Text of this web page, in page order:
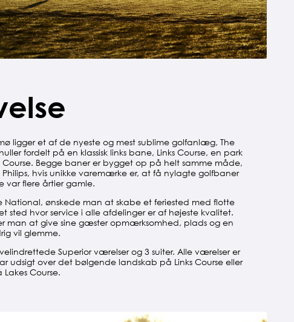
ligger et af de nyeste og mest sublime golfanlæg, The
fordelt på en klassisk links bane, Links Course, en park
Course. Begge baner er bygget op på helt samme måde,
hvis unikke varemærke er, at få nylagte golfbaner
var flere årtier gamle.
National, ønskede man at skabe et feriested med flotte
sted hvor service i alle afdelinger er af højeste kvalitet.
man at give sine gæster opmærksomhed, plads og en
vil glemme.
Superior værelser og 3 suiter. Alle værelser er
udsigt over det bølgende landskab på Links Course eller
Course.